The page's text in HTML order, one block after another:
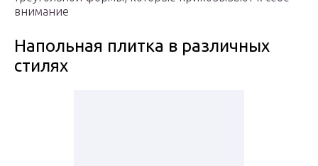
внимание
Напольная плитка в различных
стилях